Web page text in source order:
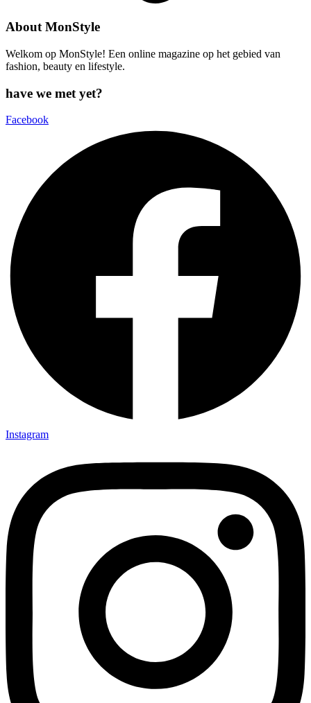
About MonStyle
Welkom op MonStyle! Een online magazine op het gebied van
fashion, beauty en lifestyle.
have we met yet?
Facebook
Instagram